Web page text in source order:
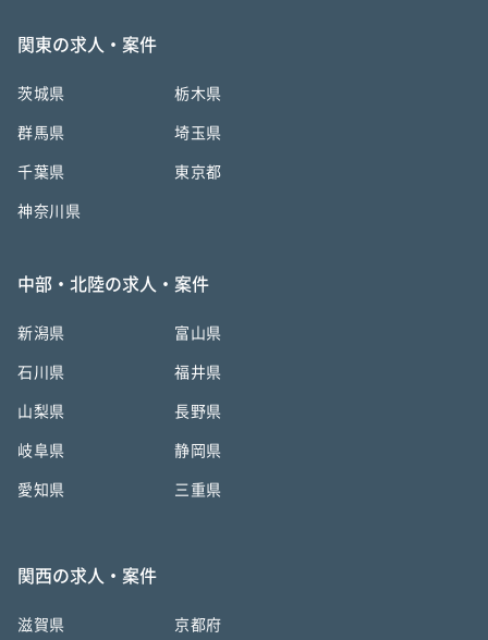
関東の求人・案件
茨城県 栃木県
群馬県 埼玉県
千葉県 東京都
神奈川県
中部・北陸の求人・案件
新潟県 富山県
石川県 福井県
山梨県 長野県
岐阜県 静岡県
愛知県 三重県
関西の求人・案件
滋賀県 京都府